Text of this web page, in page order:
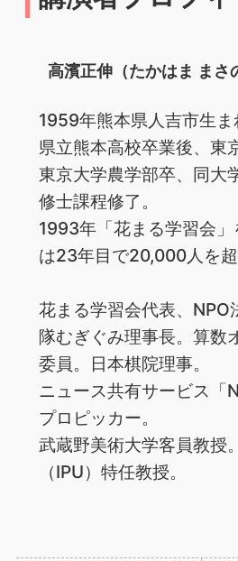
高濱正伸（たかはま まさ
1959年熊本県人吉市生ま
県立熊本高校卒業後、東
東京大学農学部卒、同大
修士課程修了。
1993年「花まる学習会
は23年目で20,000人を超
花まる学習会代表、NPO
隊むぎぐみ理事長。算数
委員。日本棋院理事。
ニュース共有サービス「
プロピッカー。
武蔵野美術大学客員教授
（IPU）特任教授。